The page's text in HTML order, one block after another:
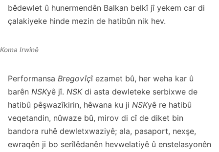
bêdewlet û hunermendên Balkan belkî jî yekem car di
çalakiyeke hinde mezin de hatibûn nik hev.
Koma Irwinê
Performansa Bregovîçî ezamet bû, her weha kar û
barên NSKyê jî. NSKdi asta dewleteke serbixwe de
hatibû pêşwazîkirin, hêwana ku ji NSKyê re hatibû
veqetandin, nûwaze bû, mirov di cî de diket bin
bandora ruhê dewletxwaziyê; ala, pasaport, nexşe,
ewraqên ji bo serîlêdanên hevwelatiyê û enstelasyonên